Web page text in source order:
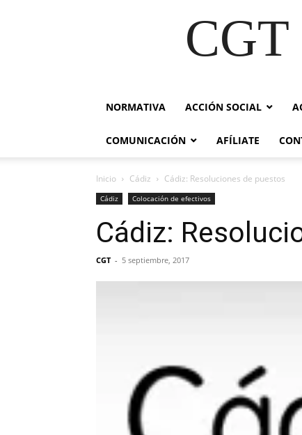
CGT
NORMATIVA ACCIÓN SOCIAL
COMUNICACIÓN AFÍLIATE
Inicio Cádiz Cádiz: Resoluciones de puestos
Cádiz Colocación de efectivos
Cádiz:
CGT - 5 septiembre, 2017